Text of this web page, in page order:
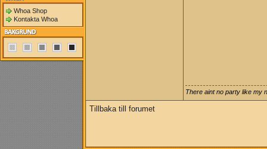
Whoa Shop
Kontakta Whoa
There aint no party like my
Tillbaka till forumet